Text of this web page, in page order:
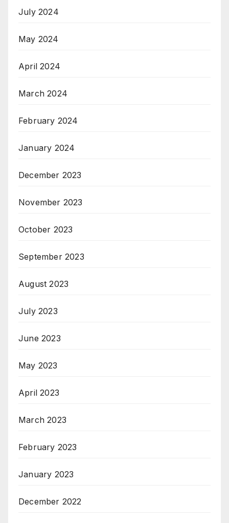
July 2024
May 2024
April 2024
March 2024
February 2024
January 2024
December 2023
November 2023
October 2023
September 2023
August 2023
July 2023
June 2023
May 2023
April 2023
March 2023
February 2023
January 2023
December 2022